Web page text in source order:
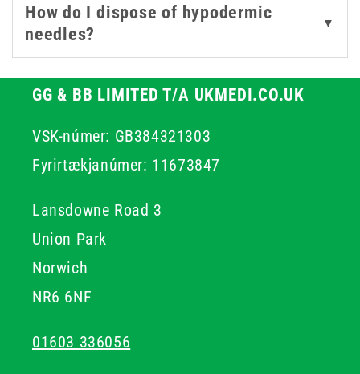
everything needed for safe and efficient clinical
procedures.
How do I dispose of hypodermic
needles?
▼
GG & BB LIMITED T/A UKMEDI.CO.UK
VSK-númer: GB384321303
Fyrirtækjanúmer: 11673847
Lansdowne Road 3
Union Park
Norwich
NR6 6NF
01603 336056